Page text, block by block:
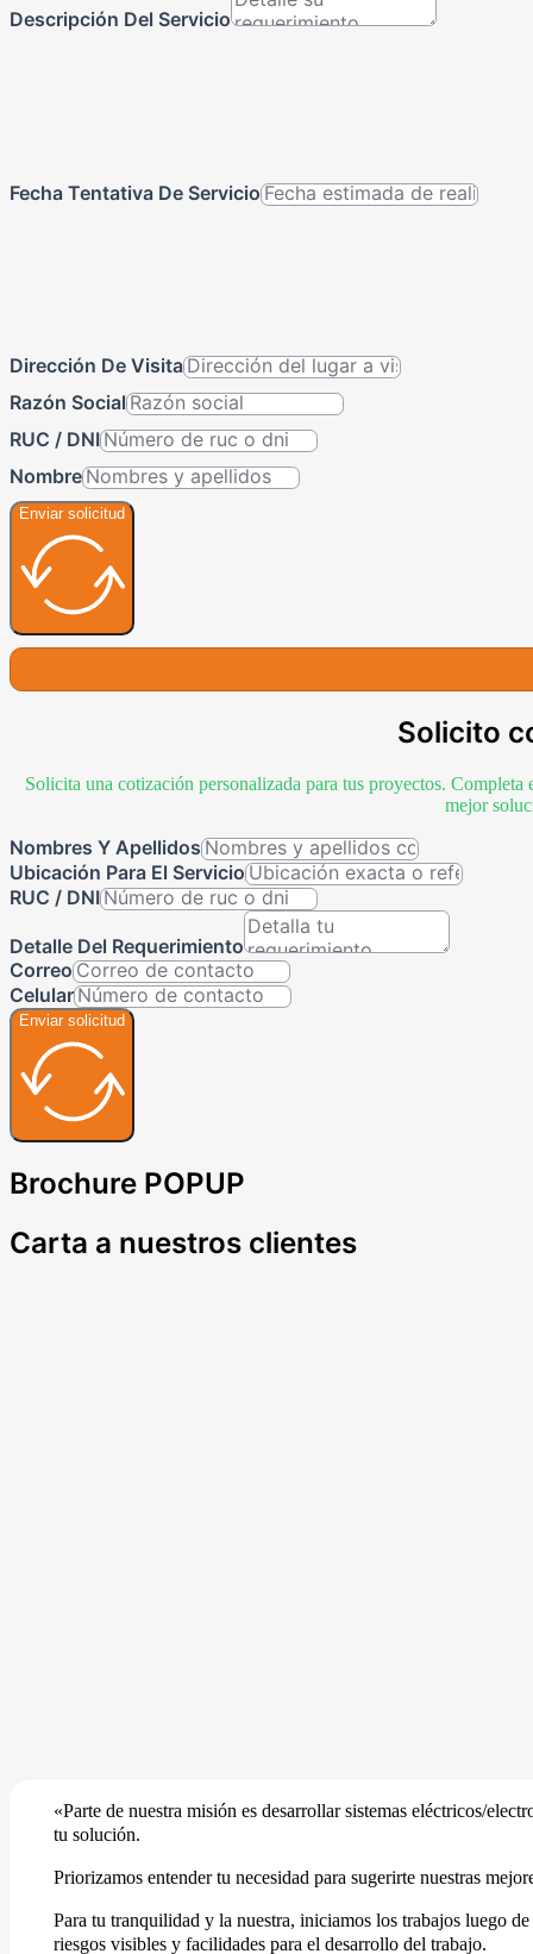
Descripción Del Servicio
Fecha Tentativa De Servicio
Dirección De Visita
Razón Social
RUC / DNI
Nombre
Enviar solicitud
Solicito
Solicita una cotización personalizada para tus proyectos.
mejor
Nombres Y Apellidos
Ubicación Para El Servicio
RUC / DNI
Detalle Del Requerimiento
Correo
Celular
Enviar solicitud
Brochure POPUP
Carta a nuestros clientes
«Parte de nuestra misión es desarrollar sistemas eléctricos/
tu solución.
Priorizamos entender tu necesidad para sugerirte nuestras
Para tu tranquilidad y la nuestra, iniciamos los trabajos luego
riesgos visibles y facilidades para el desarrollo del trabajo.